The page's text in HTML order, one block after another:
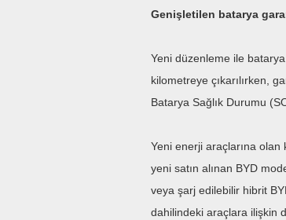
Genişletilen batarya
Yeni düzenleme ile
kilometreye çıkarılırken,
Batarya Sağlık Durumu
Yeni enerji araçlarına olan
yeni satın alınan BYD
veya şarj edilebilir hibrit
dahilindeki araçlara ilişkin